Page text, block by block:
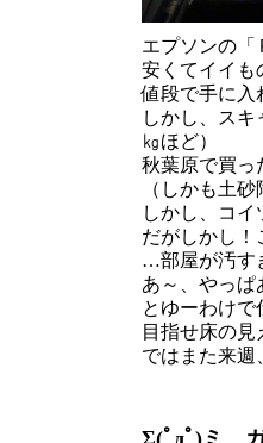
エプソンの「
安くてイイも
値段で手に入
しかし、ス
㎏ほど）
秋葉原で買っ
（しかも土
しかし、コ
だがしかし
…部屋が汚す
あ～、やっぱ
とゆーわけ
目指せ床の
ではまた来週